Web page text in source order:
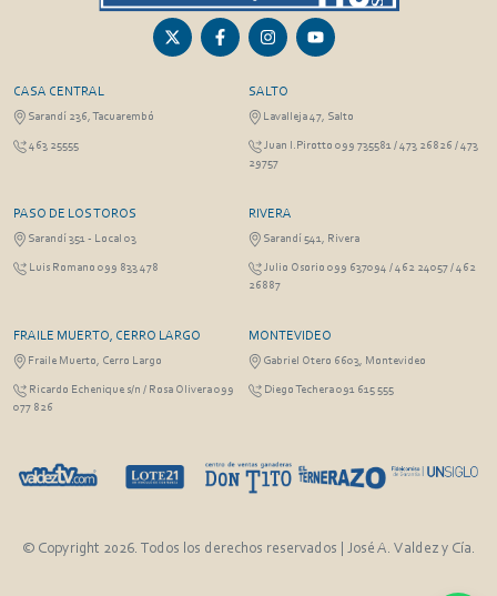
CASA CENTRAL
Sarandí 236, Tacuarembó
463 25555
SALTO
Lavalleja 47, Salto
Juan I.Pirotto 099 735581 / 473 26826 / 473
29757
PASO DE LOS TOROS
Sarandí 351 - Local 03
Luis Romano 099 833 478
RIVERA
Sarandí 541, Rivera
Julio Osorio 099 637094 / 462 24057 / 462
26887
FRAILE MUERTO, CERRO LARGO
Fraile Muerto, Cerro Largo
Ricardo Echenique s/n / Rosa Olivera 099
077 826
MONTEVIDEO
Gabriel Otero 6603, Montevideo
Diego Techera 091 615 555
© Copyright 2026. Todos los derechos reservados | José A. Valdez y Cía.